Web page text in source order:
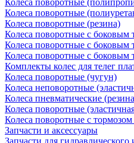
Колеса поворотные
Колеса поворотные
Колеса поворотные (резина)
Колеса поворотные c боковым
Колеса поворотные c боковым
Колеса поворотные c боковым
Комплекты колес для телег
Колеса поворотные (чугун)
Колеса неповоротные
Колеса пневматические
Колеса поворотные
Колеса поворотные c тормозом
Запчасти и аксессуары
Запчасти для гидравлического